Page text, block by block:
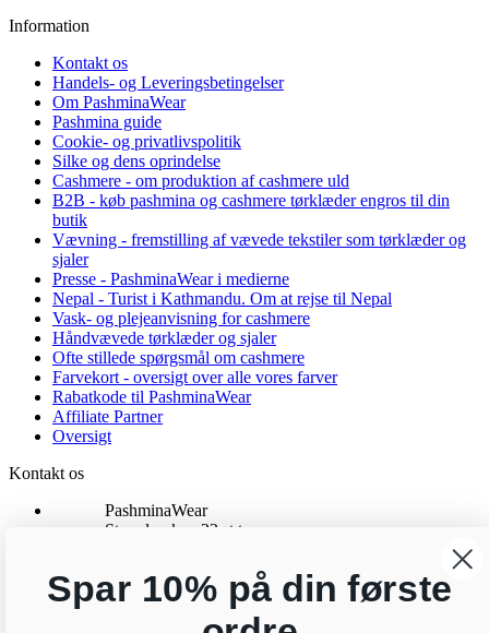
Information
Kontakt os
Handels- og Leveringsbetingelser
Om PashminaWear
Pashmina guide
Cookie- og privatlivspolitik
Silke og dens oprindelse
Cashmere - om produktion af cashmere uld
B2B - køb pashmina og cashmere tørklæder engros til din
butik
Vævning - fremstilling af vævede tekstiler som tørklæder og
sjaler
Presse - PashminaWear i medierne
Nepal - Turist i Kathmandu. Om at rejse til Nepal
Vask- og plejeanvisning for cashmere
Håndvævede tørklæder og sjaler
Ofte stillede spørgsmål om cashmere
Farvekort - oversigt over alle vores farver
Rabatkode til PashminaWear
Affiliate Partner
Oversigt
Kontakt os
PashminaWear
Strandparken 23 st tv
24 48 13 76
kundeservice@pashminawear.dk
Spar 10% på din første